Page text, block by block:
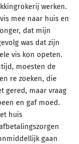
werken.
mee naar huis en
dat mijn
was dat zijn
vis kon opeten.
moesten de
re zoeken, die
gered, maar vraag
en gaf moed.
huis
gaan